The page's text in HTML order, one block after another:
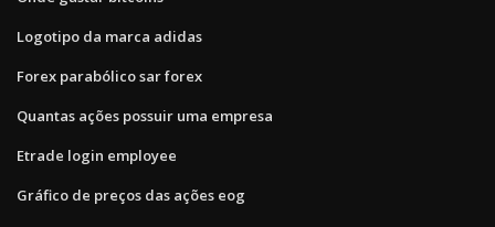
Logotipo da marca adidas
Forex parabólico sar forex
Quantas ações possuir uma empresa
Etrade login employee
Gráfico de preços das ações eog